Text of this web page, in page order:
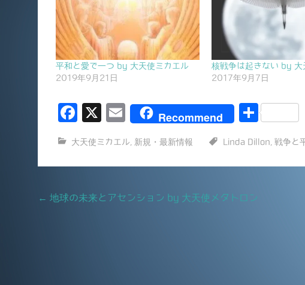
平和と愛で一つ by 大天使ミカエル
2019年9月21日
核戦争は起きない by 大
2017年9月7日
F
c
e
b
o
X
E
ai
l
Recommend
共
大天使ミカエル 新規・最新情報 Linda Dillon 戦争と
Post
← 地球の未来とアセンション by 大天使メタトロン